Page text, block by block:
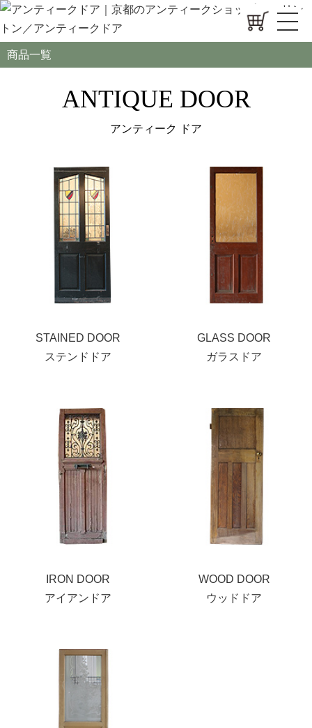
商品一覧
ANTIQUE DOOR
アンティーク ドア
STAINED DOOR
ステンドドア
GLASS DOOR
ガラスドア
IRON DOOR
アイアンドア
WOOD DOOR
ウッドドア